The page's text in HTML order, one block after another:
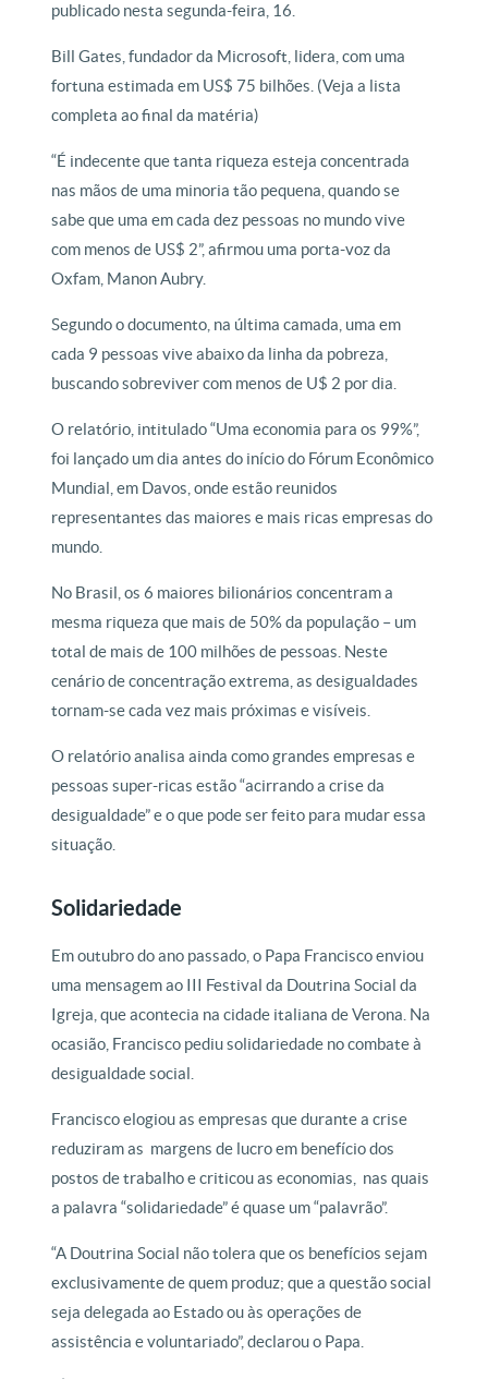
publicado nesta segunda-feira, 16.
Bill Gates, fundador da Microsoft, lidera, com uma
fortuna estimada em US$ 75 bilhões. (Veja a lista
completa ao final da matéria)
“É indecente que tanta riqueza esteja concentrada
nas mãos de uma minoria tão pequena, quando se
sabe que uma em cada dez pessoas no mundo vive
com menos de US$ 2”, afirmou uma porta-voz da
Oxfam, Manon Aubry.
Segundo o documento, na última camada, uma em
cada 9 pessoas vive abaixo da linha da pobreza,
buscando sobreviver com menos de U$ 2 por dia.
O relatório, intitulado “Uma economia para os 99%”,
foi lançado um dia antes do início do Fórum Econômico
Mundial, em Davos, onde estão reunidos
representantes das maiores e mais ricas empresas do
mundo.
No Brasil, os 6 maiores bilionários concentram a
mesma riqueza que mais de 50% da população – um
total de mais de 100 milhões de pessoas. Neste
cenário de concentração extrema, as desigualdades
tornam-se cada vez mais próximas e visíveis.
O relatório analisa ainda como grandes empresas e
pessoas super-ricas estão “acirrando a crise da
desigualdade” e o que pode ser feito para mudar essa
situação.
Solidariedade
Em outubro do ano passado, o Papa Francisco enviou
uma mensagem ao III Festival da Doutrina Social da
Igreja, que acontecia na cidade italiana de Verona. Na
ocasião, Francisco pediu solidariedade no combate à
desigualdade social.
Francisco elogiou as empresas que durante a crise
reduziram as margens de lucro em benefício dos
postos de trabalho e criticou as economias, nas quais
a palavra “solidariedade” é quase um “palavrão”.
“A Doutrina Social não tolera que os benefícios sejam
exclusivamente de quem produz; que a questão social
seja delegada ao Estado ou às operações de
assistência e voluntariado”, declarou o Papa.